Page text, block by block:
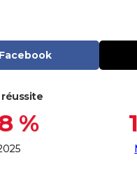
Facebook
réussite
%